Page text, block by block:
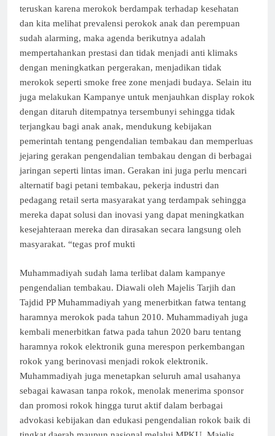
teruskan karena merokok berdampak terhadap kesehatan
dan kita melihat prevalensi perokok anak dan perempuan
sudah alarming, maka agenda berikutnya adalah
mempertahankan prestasi dan tidak menjadi anti klimaks
dengan meningkatkan pergerakan, menjadikan tidak
merokok seperti smoke free zone menjadi budaya. Selain itu
juga melakukan Kampanye untuk menjauhkan display rokok
dengan ditaruh ditempatnya tersembunyi sehingga tidak
terjangkau bagi anak anak, mendukung kebijakan
pemerintah tentang pengendalian tembakau dan memperluas
jejaring gerakan pengendalian tembakau dengan di berbagai
jaringan seperti lintas iman. Gerakan ini juga perlu mencari
alternatif bagi petani tembakau, pekerja industri dan
pedagang retail serta masyarakat yang terdampak sehingga
mereka dapat solusi dan inovasi yang dapat meningkatkan
kesejahteraan mereka dan dirasakan secara langsung oleh
masyarakat. “tegas prof mukti
Muhammadiyah sudah lama terlibat dalam kampanye
pengendalian tembakau. Diawali oleh Majelis Tarjih dan
Tajdid PP Muhammadiyah yang menerbitkan fatwa tentang
haramnya merokok pada tahun 2010. Muhammadiyah juga
kembali menerbitkan fatwa pada tahun 2020 baru tentang
haramnya rokok elektronik guna merespon perkembangan
rokok yang berinovasi menjadi rokok elektronik.
Muhammadiyah juga menetapkan seluruh amal usahanya
sebagai kawasan tanpa rokok, menolak menerima sponsor
dan promosi rokok hingga turut aktif dalam berbagai
advokasi kebijakan dan edukasi pengendalian rokok baik di